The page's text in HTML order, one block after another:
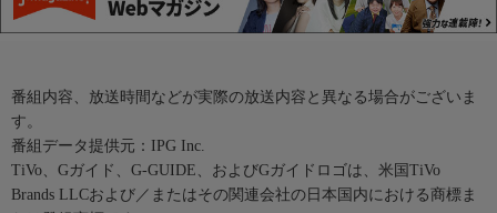
番組内容、放送時間などが実際の放送内容と異なる場合がございま
す。
番組データ提供元：IPG Inc.
TiVo、Gガイド、G-GUIDE、およびGガイドロゴは、米国TiVo
Brands LLCおよび／またはその関連会社の日本国内における商標ま